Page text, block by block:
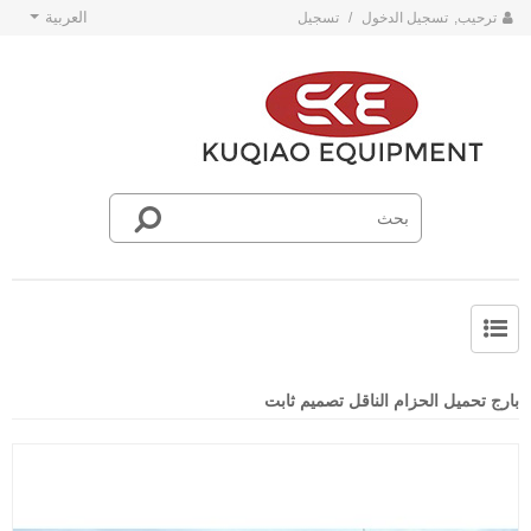
ترحيب, تسجيل الدخول / تسجيل العربية
بارج تحميل الحزام الناقل تصميم ثابت